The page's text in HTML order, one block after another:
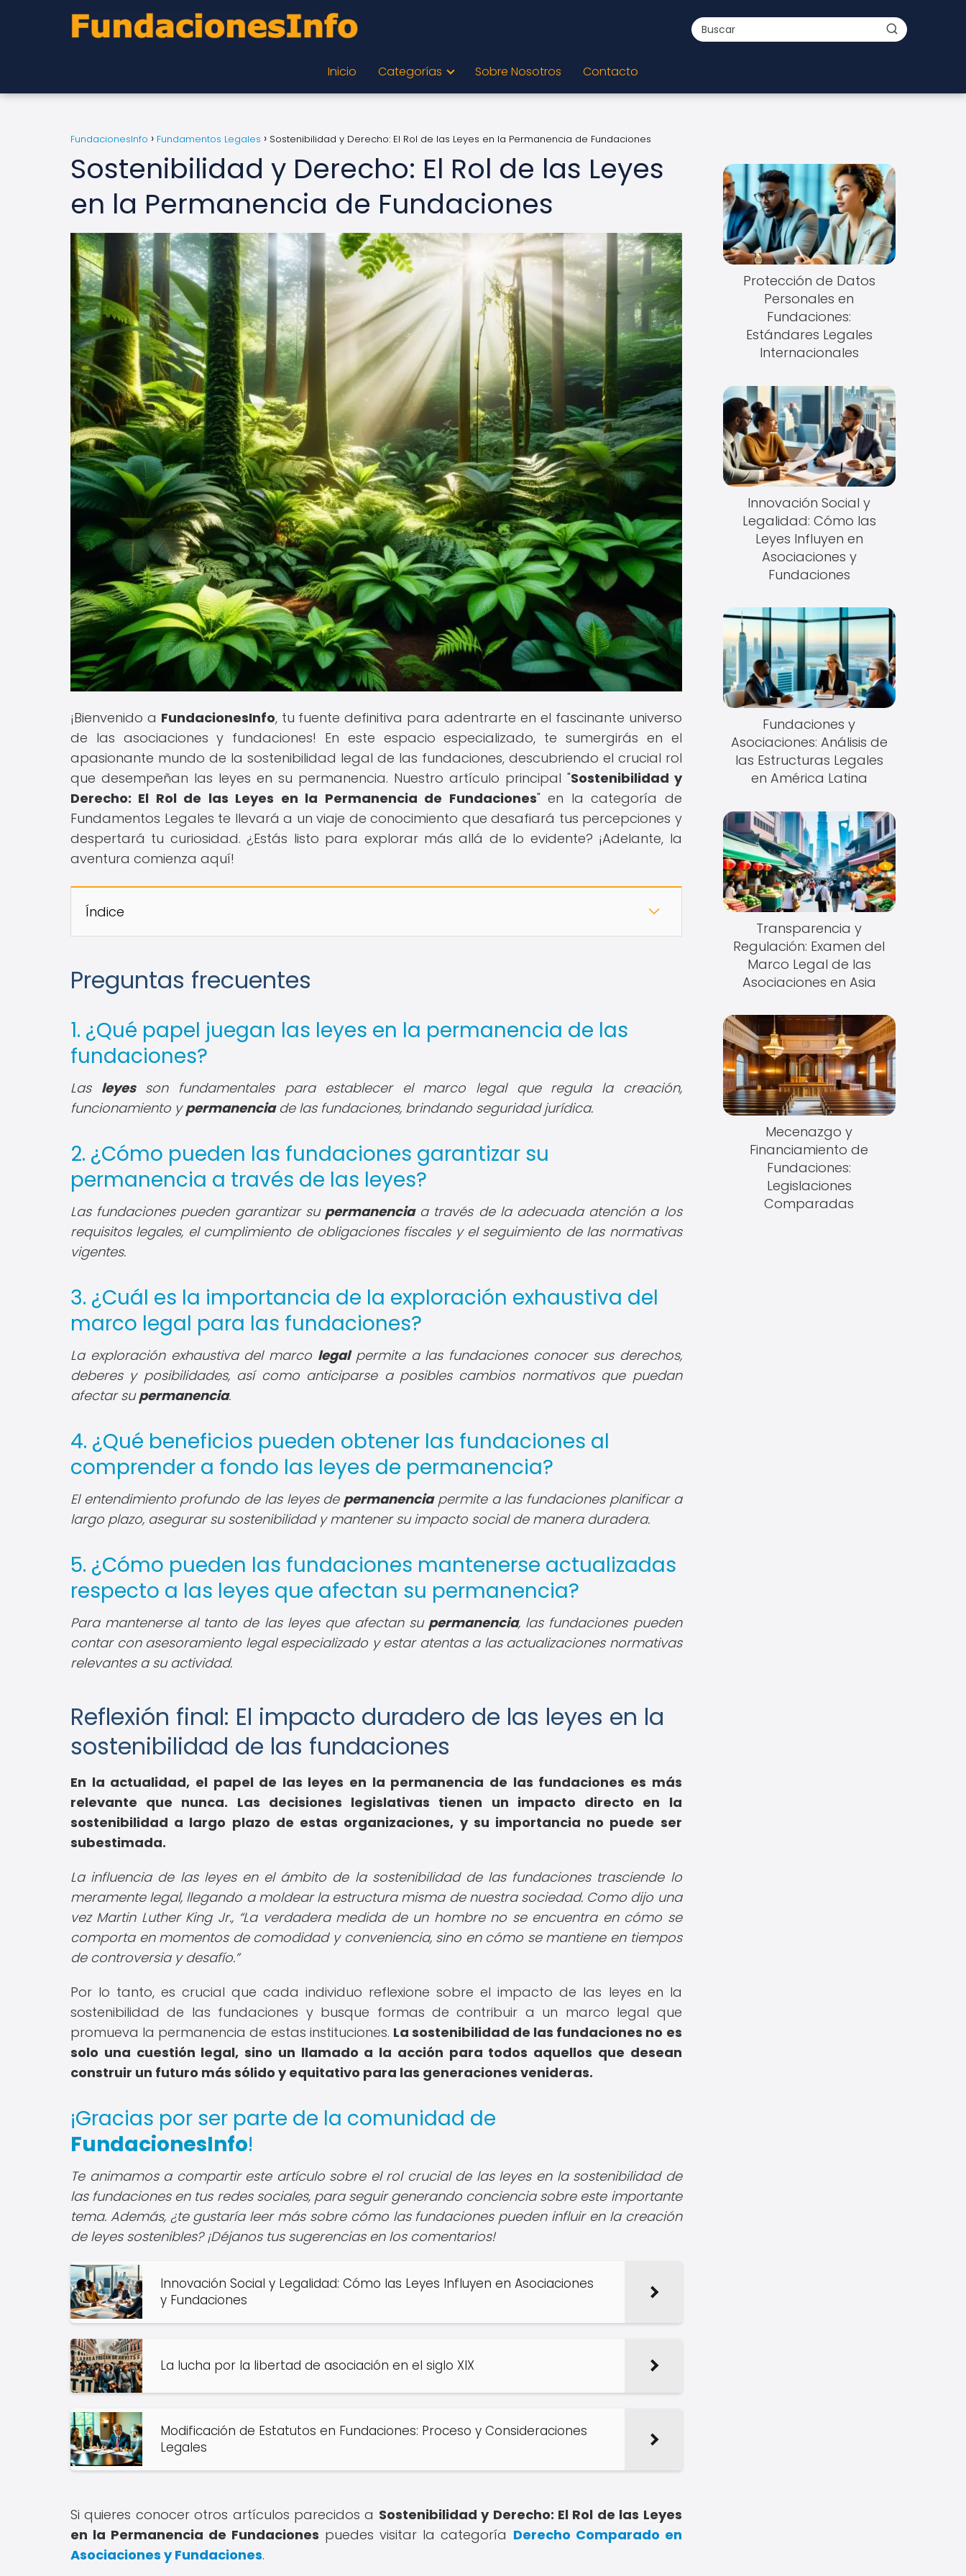
Inicio Categorías Sobre Nosotros Contacto
FundacionesInfo Fundamentos Legales Sostenibilidad y Derecho: El Rol de las Leyes en la Permanencia de Fundaciones
Sostenibilidad y Derecho: El Rol de las Leyes
en la Permanencia de Fundaciones
¡Bienvenido a FundacionesInfo, tu fuente definitiva para adentrarte en el fascinante universo
de las asociaciones y fundaciones! En este espacio especializado, te sumergirás en el
apasionante mundo de la sostenibilidad legal de las fundaciones, descubriendo el crucial rol
que desempeñan las leyes en su permanencia. Nuestro artículo principal "Sostenibilidad y
Derecho: El Rol de las Leyes en la Permanencia de Fundaciones" en la categoría de
Fundamentos Legales te llevará a un viaje de conocimiento que desafiará tus percepciones y
despertará tu curiosidad. ¿Estás listo para explorar más allá de lo evidente? ¡Adelante, la
aventura comienza aquí!
Índice
Preguntas frecuentes
1. ¿Qué papel juegan las leyes en la permanencia de las
fundaciones?
Las leyesson fundamentales para establecer el marco legal que regula la creación,
funcionamiento ypermanenciade las fundaciones, brindando seguridad jurídica.
2. ¿Cómo pueden las fundaciones garantizar su
permanencia a través de las leyes?
Las fundaciones pueden garantizar su permanenciaa través de la adecuada atención a los
requisitos legales, el cumplimiento de obligaciones fiscales y el seguimiento de las normativas
vigentes.
3. ¿Cuál es la importancia de la exploración exhaustiva del
marco legal para las fundaciones?
La exploración exhaustiva del marco legalpermite a las fundaciones conocer sus derechos,
deberes y posibilidades, así como anticiparse a posibles cambios normativos que puedan
afectar supermanencia.
4. ¿Qué beneficios pueden obtener las fundaciones al
comprender a fondo las leyes de permanencia?
El entendimiento profundo de las leyes de permanenciapermite a las fundaciones planificar a
largo plazo, asegurar su sostenibilidad y mantener su impacto social de manera duradera.
5. ¿Cómo pueden las fundaciones mantenerse actualizadas
respecto a las leyes que afectan su permanencia?
Para mantenerse al tanto de las leyes que afectan su permanencia, las fundaciones pueden
contar con asesoramiento legal especializado y estar atentas a las actualizaciones normativas
relevantes a su actividad.
Reflexión final: El impacto duradero de las leyes en la
sostenibilidad de las fundaciones
En la actualidad, el papel de las leyes en la permanencia de las fundaciones es más
relevante que nunca. Las decisiones legislativas tienen un impacto directo en la
sostenibilidad a largo plazo de estas organizaciones, y su importancia no puede ser
subestimada.
La influencia de las leyes en el ámbito de la sostenibilidad de las fundaciones trasciende lo
meramente legal, llegando a moldear la estructura misma de nuestra sociedad. Como dijo una
vez Martin Luther King Jr., La verdadera medida de un hombre no se encuentra en cómo se
comporta en momentos de comodidad y conveniencia, sino en cómo se mantiene en tiempos
de controversia y desafío.
Por lo tanto, es crucial que cada individuo reflexione sobre el impacto de las leyes en la
sostenibilidad de las fundaciones y busque formas de contribuir a un marco legal que
promueva la permanencia de estas instituciones. La sostenibilidad de las fundaciones no es
solo una cuestión legal, sino un llamado a la acción para todos aquellos que desean
construir un futuro más sólido y equitativo para las generaciones venideras.
¡Gracias por ser parte de la comunidad de
FundacionesInfo!
Te animamos a compartir este artículo sobre el rol crucial de las leyes en la sostenibilidad de
las fundaciones en tus redes sociales, para seguir generando conciencia sobre este importante
tema. Además, ¿te gustaría leer más sobre cómo las fundaciones pueden influir en la creación
de leyes sostenibles? ¡Déjanos tus sugerencias en los comentarios!
Innovación Social y Legalidad: Cómo las Leyes Influyen en Asociaciones
y Fundaciones
La lucha por la libertad de asociación en el siglo XIX
Modificación de Estatutos en Fundaciones: Proceso y Consideraciones
Legales
Si quieres conocer otros artículos parecidos a Sostenibilidad y Derecho: El Rol de las Leyes
en la Permanencia de Fundaciones puedes visitar la categoría Derecho Comparado en
Asociaciones y Fundaciones.
Protección de Datos
Personales en
Fundaciones:
Estándares Legales
Internacionales
Innovación Social y
Legalidad: Cómo las
Leyes Influyen en
Asociaciones y
Fundaciones
Fundaciones y
Asociaciones: Análisis de
las Estructuras Legales
en América Latina
Transparencia y
Regulación: Examen del
Marco Legal de las
Asociaciones en Asia
Mecenazgo y
Financiamiento de
Fundaciones:
Legislaciones
Comparadas